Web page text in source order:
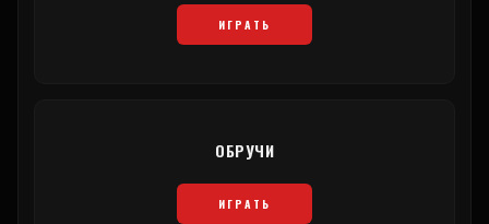
ИГРАТЬ
ОБРУЧИ
ИГРАТЬ